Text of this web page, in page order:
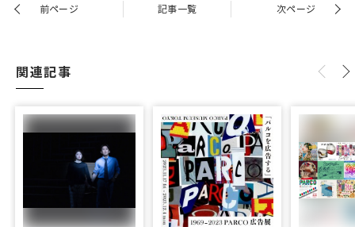
前ページ 記事一覧 次ページ
関連記事